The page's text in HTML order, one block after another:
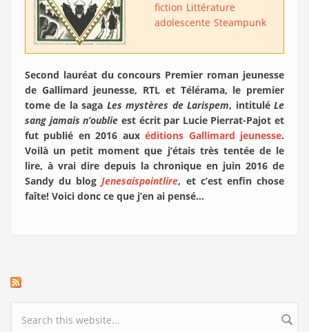
fiction Littérature
adolescente Steampunk
Second lauréat du concours Premier roman jeunesse
de Gallimard jeunesse, RTL et Télérama, le premier
tome de la saga Les mystères de Larispem, intituléLe
sang jamais n’oublie est écrit par Lucie Pierrat-Pajot et
fut publié en 2016 auxéditions Gallimard jeunesse.
Voilà un petit moment que j’étais très tentée de le
lire, à vrai dire depuis la chronique en juin 2016 de
Sandy du blogJenesaispointlire, et c’est enfin chose
faîte! Voici donc ce que j’en ai pensé…
Search form